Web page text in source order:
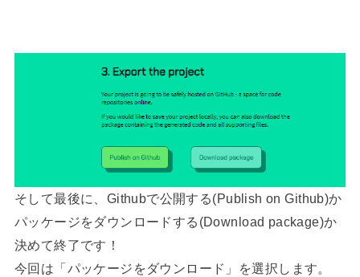
そして最後に、Githubで公開する(Publish on Github)か
パッケージをダウンロードする(Download package)か
決めて終了です！
今回は「パッケージをダウンロード」を選択します。